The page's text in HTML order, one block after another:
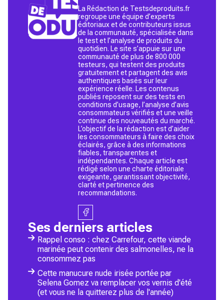
La Rédaction de Testsdeproduits.fr
regroupe une équipe d’experts
éditoriaux et de contributeurs issus
de la communauté, spécialisée dans
le test et l’analyse de produits du
quotidien. Le site s’appuie sur une
communauté de plus de 800 000
testeurs, qui testent des produits
gratuitement et partagent des avis
authentiques basés sur leur
expérience réelle. Les contenus
publiés reposent sur des tests en
conditions d’usage, l’analyse d’avis
consommateurs vérifiés et une veille
continue des nouveautés du marché.
L’objectif de la rédaction est d’aider
les consommateurs à faire des choix
éclairés, grâce à des informations
fiables, transparentes et
indépendantes. Chaque article est
rédigé selon une charte éditoriale
exigeante, garantissant objectivité,
clarté et pertinence des
recommandations.
Ses derniers articles
Rappel conso : chez Carrefour, cette viande
marinée peut contenir des salmonelles, ne la
consommez pas
Cette manucure nude irisée portée par
Selena Gomez va remplacer vos vernis d'été
(et vous ne la quitterez plus de l'année)